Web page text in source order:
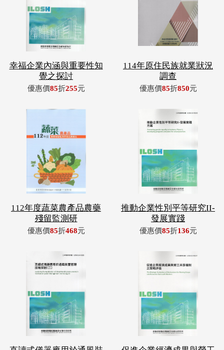
幸福企業內涵與重要性知
覺之探討
優惠價85折255元
114年原住民族就業狀況
調查
優惠價85折850元
112年度蔬菜農產品農藥
殘留監測研
優惠價85折468元
推動企業性別平等研究II-
發展實踐
優惠價85折136元